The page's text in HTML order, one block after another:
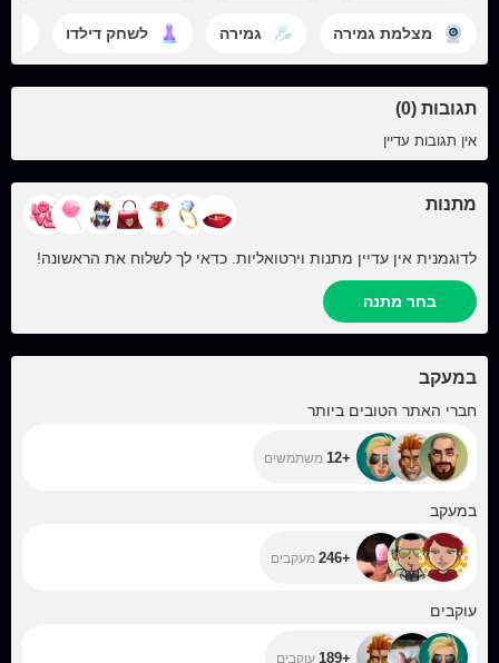
מצלמת גמירה גמירה לשחק דילדו
תגובות (0)
אין תגובות עדיין
מתנות
לדוגמנית אין עדיין מתנות וירטואליות. כדאי לך לשלוח את הראשונה!
בחר מתנה
במעקב
חברי האתר הטובים ביותר
+12
+12 משתמשים
במעקב
+246 מעקבים
עוקבים
+189 עוקבים